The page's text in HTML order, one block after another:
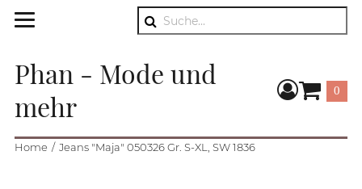
Phan - Mode und
mehr
0
Home Jeans "Maja" 050326 Gr. S-XL, SW 1836